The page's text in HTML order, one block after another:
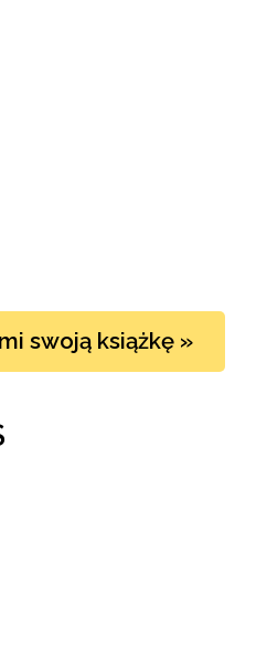
swoją książkę »